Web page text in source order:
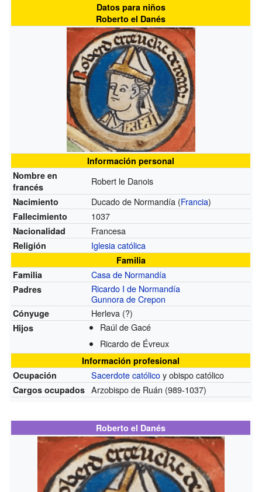
Datos para niños
Roberto el Danés
Información personal
Nombre en
francés
Robert le Danois
Nacimiento Ducado de Normandía (Francia)
Fallecimiento 1037
Nacionalidad Francesa
Religión Iglesia católica
Familia
Familia
Casa de Normandía
Padres
Ricardo I de Normandía
Gunnora de Crepon
Cónyuge Herleva (?)
Hijos
Raúl de Gacé
Ricardo de Évreux
Información profesional
Ocupación
Sacerdote católicoy obispo católico
Cargos ocupados Arzobispo de Ruán (989-1037)
Roberto el Danés